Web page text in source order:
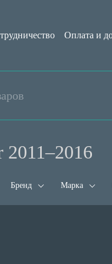
Оплата и
2011–2016
Бренд Марка